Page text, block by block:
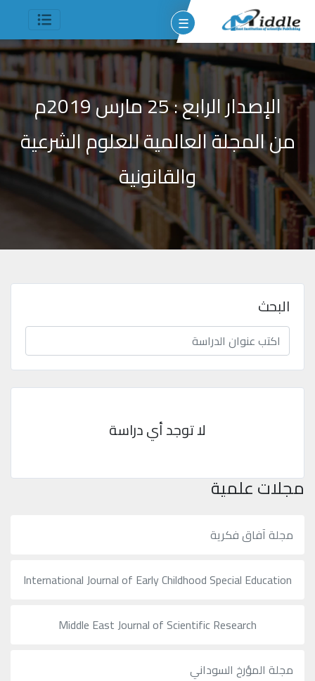
جميع
الحقوق
محفوظة
Mejsp.com
☰
الإصدارالرابع :25مارس2019م
من المجلة العالمية للعلوم الشرعية
والقانونية
البحث
لا توجد أي دراسة
مجلات علمية
مجلة آفاق فكرية
International Journal of Early Childhood Special Education
Middle East Journal of Scientific Research
مجلة المؤرخ السوداني